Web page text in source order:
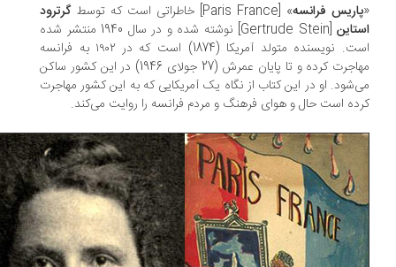
فرانسه » [Paris France] خاطراتی است که توسط
گرترود
[Gertrude Stein] نوشته شده و در سال 1940 منتشر شده
است. نویسنده متولد آمریکا (1874) است که در ۱۹۰۲ به فرانسه
مهاجرت کرده و تا پایان عمرش (27 جولای 1946) در این کشور ساکن
او در این کتاب از نگاه یک آمریکایی که به این کشور مهاجرت
است حال و هوای فرهنگ و مردم فرانسه را روایت می‌کند.